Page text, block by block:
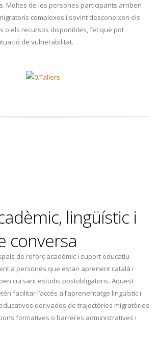
Moltes de les persones participants arriben
complexos i sovint desconeixen els
o els recursos disponibles, fet que pot
de vulnerabilitat.
lingüístic i
conversa
de reforç acadèmic i suport educatiu
a persones que estan aprenent català i
cursant estudis postobligatoris. Aquest
facilitar l’accés a l’aprenentatge lingüístic i
derivades de trajectòries migratòries
formatives o barreres administratives i